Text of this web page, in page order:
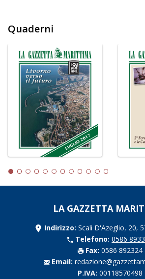
Quaderni
LA GAZZETTA
Indirizzo: Scali D'Azeglio, 20,
Telefono: 0586
Fax: 0586 892324
Email:
P.IVA: 00118570498